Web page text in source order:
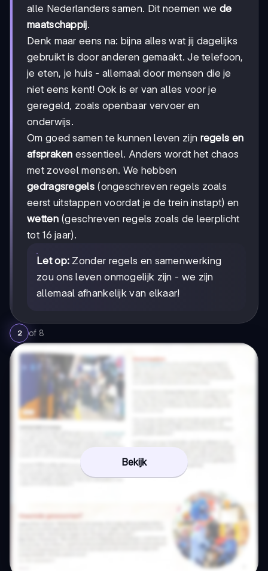
alle Nederlanders samen. Dit noemen we de
maatschappij.
Denk maar eens na: bijna alles wat jij dagelijks
gebruikt is door anderen gemaakt. Je telefoon,
je eten, je huis - allemaal door mensen die je
niet eens kent! Ook is er van alles voor je
geregeld, zoals openbaar vervoer en
onderwijs.
Om goed samen te kunnen leven zijn regels en
afspraken essentieel. Anders wordt het chaos
met zoveel mensen. We hebben
gedragsregels(ongeschreven regels zoals
eerst uitstappen voordat je de trein instapt) en
wetten(geschreven regels zoals de leerplicht
tot 16 jaar).
Let op: Zonder regels en samenwerking
zou ons leven onmogelijk zijn - we zijn
allemaal afhankelijk van elkaar!
2 of 8
Bekijk